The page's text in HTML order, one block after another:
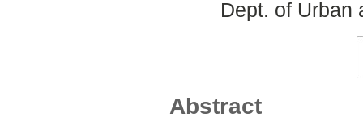
Dept. of Urban
Abstract